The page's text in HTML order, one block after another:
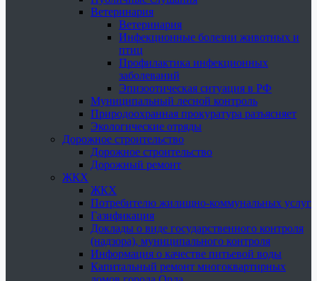
Ветеринария
Ветеринария
Инфекционные болезни животных и
птиц
Профилактика инфекционных
заболеваний
Эпизоотическая ситуация в РФ
Муниципальный лесной контроль
Природоохранная прокуратура разъясняет
Экологические отряды
Дорожное строительство
Дорожное строительство
Дорожный ремонт
ЖКХ
ЖКХ
Потребителю жилищно-коммунальных услуг
Газификация
Доклады о виде государственного контроля
(надзора), муниципального контроля
Информация о качестве питьевой воды
Капитальный ремонт многоквартирных